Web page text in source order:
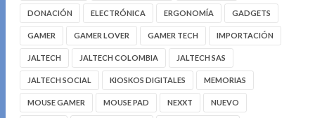
DONACIÓN ELECTRÓNICA ERGONOMÍA GADGETS
GAMER GAMER LOVER GAMER TECH IMPORTACIÓN
JALTECH JALTECH COLOMBIA JALTECH SAS
JALTECH SOCIAL KIOSKOS DIGITALES MEMORIAS
MOUSE GAMER MOUSE PAD NEXXT NUEVO